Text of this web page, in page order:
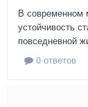
В современном
устойчивость
повседневной
0 ответов